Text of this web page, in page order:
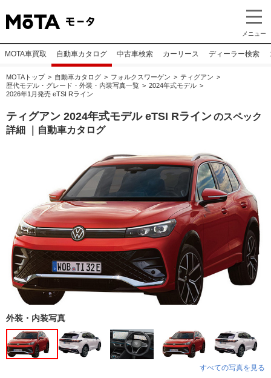
メニュー
MOTA車買取 自動車カタログ 中古車検索 カーリース ディーラー検索
MOTAトップ 自動車カタログ フォルクスワーゲン
ティグアン
歴代モデル・グレード・外装・内装写真一覧
2024年式モデル
2026年1月発売 eTSI Rライン
ティグアン 2024年式モデル eTSI Rラインのスペック
詳細 ｜自動車カタログ
外装・内装写真
すべての写真を見る